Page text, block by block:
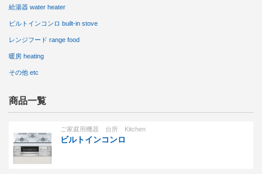
給湯器 water heater
ビルトインコンロ built-in stove
レンジフード range food
暖房 heating
その他 etc
商品一覧
ご家庭用機器 台所 Kitchen
ビルトインコンロ